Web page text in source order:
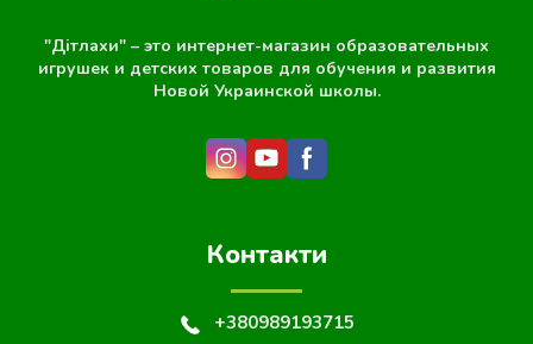
"Дітлахи" – это интернет-магазин образовательных
игрушек и детских товаров для обучения и развития
Новой Украинской школы.
Контакти
+380989193715